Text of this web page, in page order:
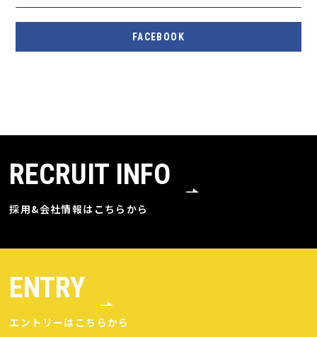
FACEBOOK
RECRUIT INFO
採用&会社情報はこちらから
ENTRY
エントリーはこちらから